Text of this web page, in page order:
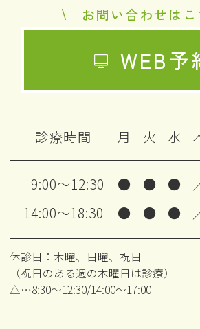
お問い合わせはこ
WEB予
診療時間 月 火 水
9:00～12:30 ● ● ●
14:00～18:30
● ● ●
休診日：木曜、日曜、祝日
（祝日のある週の木曜日は診療）
△…8:30～12:30/14:00～17:00